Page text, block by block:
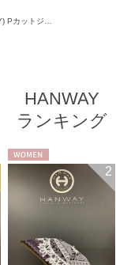
HANWAY
ランキング
WOMEN 2